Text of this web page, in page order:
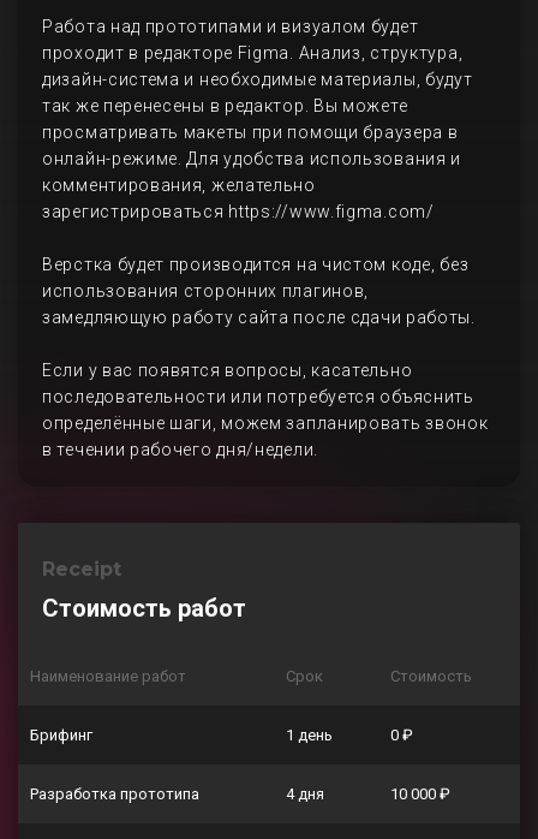
Работа над прототипами и визуалом будет
проходит в редакторе Figma. Анализ, структура,
дизайн-система и необходимые материалы, будут
так же перенесены в редактор. Вы можете
просматривать макеты при помощи браузера в
онлайн-режиме. Для удобства использования и
комментирования, желательно
зарегистрироваться https://www.figma.com/
Верстка будет производится на чистом коде, без
использования сторонних плагинов,
замедляющую работу сайта после сдачи работы.
Если у вас появятся вопросы, касательно
последовательности или потребуется объяснить
определённые шаги, можем запланировать звонок
в течении рабочего дня/недели.
Receipt
Стоимость работ
Наименование работ Срок Стоимость
Брифинг 1 день 0 ₽
Разработка прототипа 4 дня 10 000 ₽